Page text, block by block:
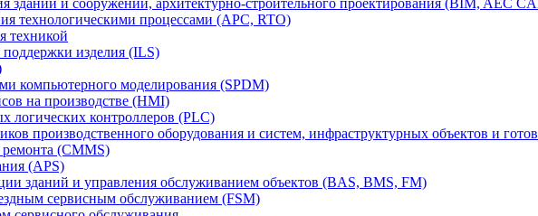
зданий и сооружений, архитектурно-строительного проектирования (BIM, AEC
технологическими процессами (APC, RTO)
техникой
поддержки изделия (ILS)
компьютерного моделирования (SPDM)
на производстве (HMI)
логических контроллеров (PLC)
производственного оборудования и систем, инфраструктурных объектов и
(CMMS)
(APS)
зданий и управления обслуживанием объектов (BAS, BMS, FM)
сервисным обслуживанием (FSM)